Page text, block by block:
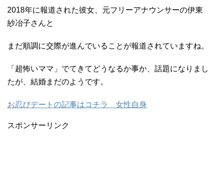
2018年に報道された彼女、元フリーアナウンサーの伊東
紗冶子さんと
まだ順調に交際が進んでいることが報道されていますね。
「超怖いママ」でてきてどうなるか事か、話題になりまし
たが、結婚まだのようです。
お忍びデートの記事はコチラ 女性自身
スポンサーリンク